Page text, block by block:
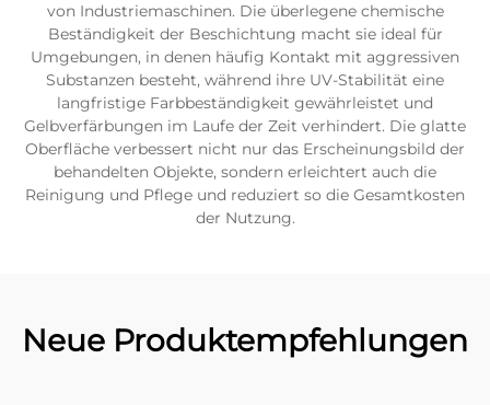
von Industriemaschinen. Die überlegene chemische
Beständigkeit der Beschichtung macht sie ideal für
Umgebungen, in denen häufig Kontakt mit aggressiven
Substanzen besteht, während ihre UV-Stabilität eine
langfristige Farbbeständigkeit gewährleistet und
Gelbverfärbungen im Laufe der Zeit verhindert. Die glatte
Oberfläche verbessert nicht nur das Erscheinungsbild der
behandelten Objekte, sondern erleichtert auch die
Reinigung und Pflege und reduziert so die Gesamtkosten
der Nutzung.
Neue Produktempfehlungen